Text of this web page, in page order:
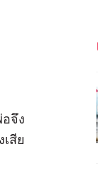
จึง
สีย